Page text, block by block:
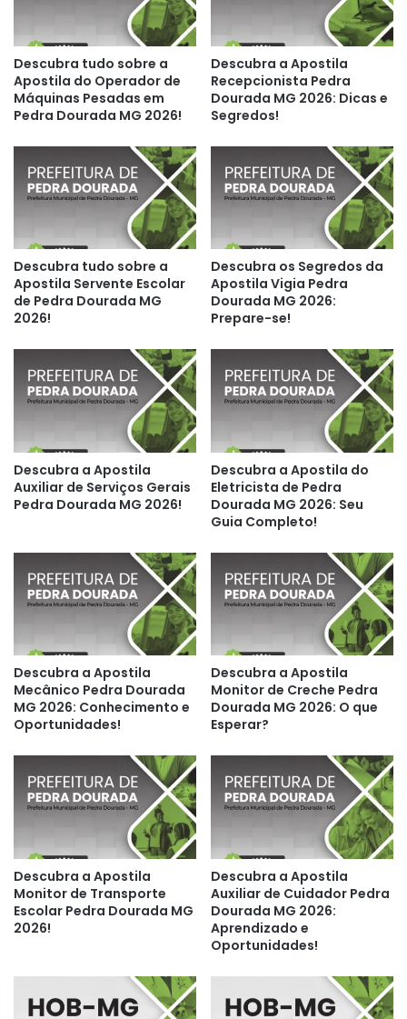
Descubra tudo sobre a
Apostila do Operador de
Máquinas Pesadas em
Pedra Dourada MG 2026!
Descubra a Apostila
Recepcionista Pedra
Dourada MG 2026: Dicas e
Segredos!
Descubra tudo sobre a
Apostila Servente Escolar
de Pedra Dourada MG
2026!
Descubra os Segredos da
Apostila Vigia Pedra
Dourada MG 2026:
Prepare-se!
Descubra a Apostila
Auxiliar de Serviços Gerais
Pedra Dourada MG 2026!
Descubra a Apostila do
Eletricista de Pedra
Dourada MG 2026: Seu
Guia Completo!
Descubra a Apostila
Mecânico Pedra Dourada
MG 2026: Conhecimento e
Oportunidades!
Descubra a Apostila
Monitor de Creche Pedra
Dourada MG 2026: O que
Esperar?
Descubra a Apostila
Monitor de Transporte
Escolar Pedra Dourada MG
2026!
Descubra a Apostila
Auxiliar de Cuidador Pedra
Dourada MG 2026:
Aprendizado e
Oportunidades!